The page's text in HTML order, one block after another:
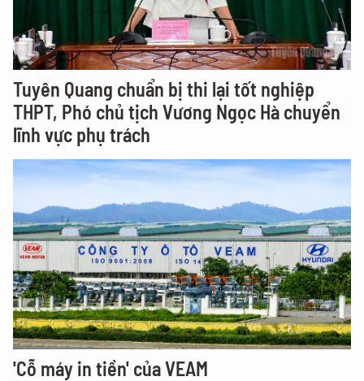
Tuyên Quang chuẩn bị thi lại tốt nghiệp
THPT, Phó chủ tịch Vương Ngọc Hà chuyển
lĩnh vực phụ trách
'Cỗ máy in tiền' của VEAM